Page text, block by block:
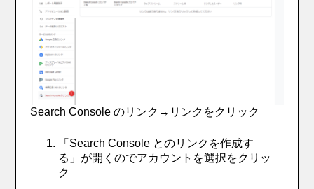
Search Console のリンク→リンクをクリック
「Search Console とのリンクを作成す
る」が開くのでアカウントを選択をクリッ
ク